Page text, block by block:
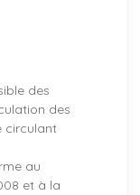
des
des
circulant
au
et à la